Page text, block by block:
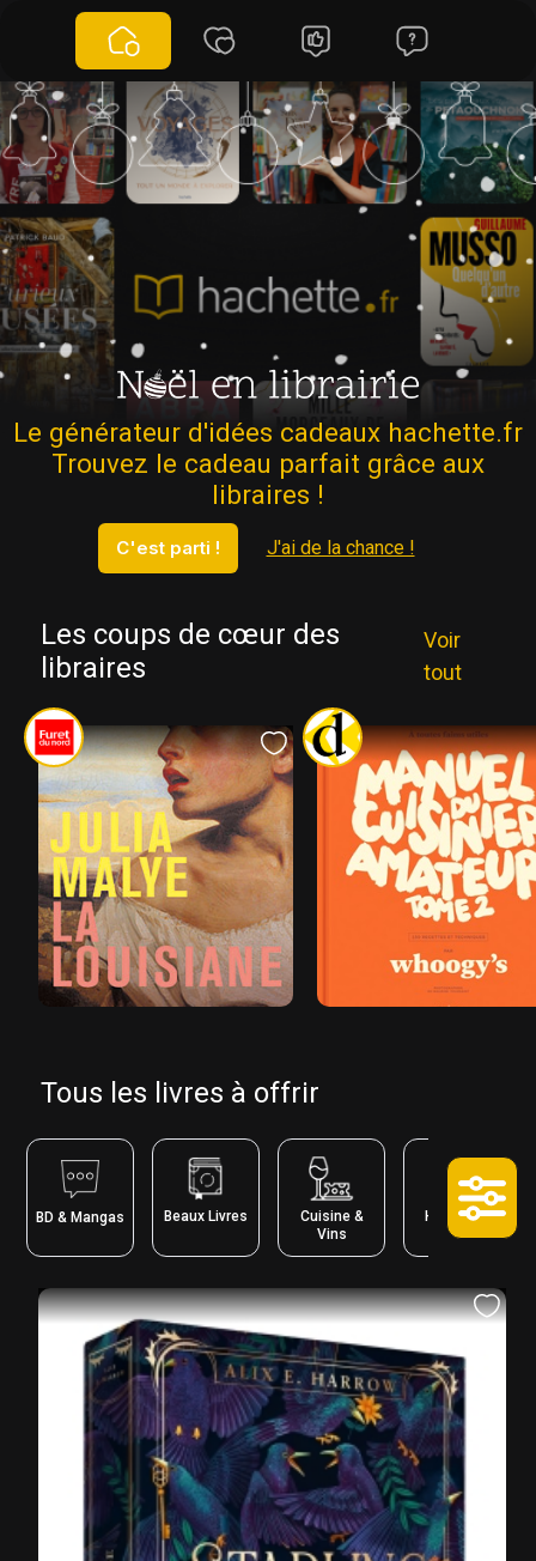
Le générateur d'idées cadeaux hachette.fr
Trouvez le cadeau parfait grâce aux
libraires !
C'est parti ! J'ai de la chance !
Les coups de cœur des
libraires
Voir
tout
Murielle, Librairie Furet du Nord,
Béthune
Fanny, Librairie Dialogues,
Tous les livres à offrir
BD & Mangas Beaux Livres
Cuisine &
Vins
Histoire &
Actus